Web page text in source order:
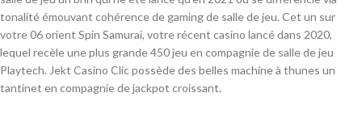
tonalité émouvant cohérence de gaming de salle de jeu. Cet un sur
votre 06 orient Spin Samurai, votre récent casino lancé dans 2020,
lequel recèle une plus grande 450 jeu en compagnie de salle de jeu
Playtech. Jekt Casino Clic possède des belles machine à thunes un
tantinet en compagnie de jackpot croissant.